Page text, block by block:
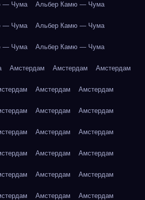
— Чума Альбер Камю — Чума
— Чума Альбер Камю — Чума
— Чума Альбер Камю — Чума
Амстердам Амстердам Амстердам
Амстердам Амстердам
Амстердам Амстердам
Амстердам Амстердам
Амстердам Амстердам
Амстердам Амстердам
Амстердам Амстердам